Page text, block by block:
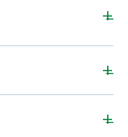
+
+
+